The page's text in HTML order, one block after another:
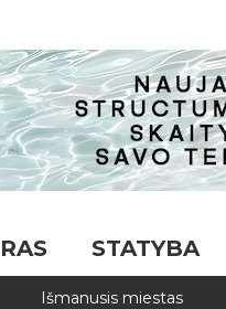
STATYBA
Išmanusis miestas